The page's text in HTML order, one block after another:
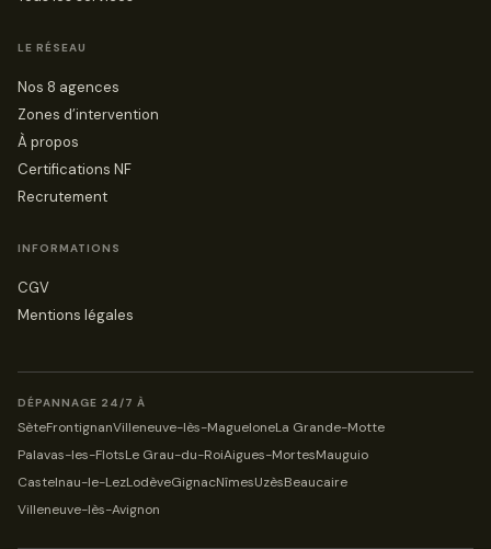
LE RÉSEAU
Nos 8 agences
Zones d’intervention
À propos
Certifications NF
Recrutement
INFORMATIONS
CGV
Mentions légales
DÉPANNAGE 24/7 À
SèteFrontignanVilleneuve-lès-MagueloneLa Grande-Motte
Palavas-les-FlotsLe Grau-du-RoiAigues-MortesMauguio
Castelnau-le-LezLodèveGignacNîmesUzèsBeaucaire
Villeneuve-lès-Avignon